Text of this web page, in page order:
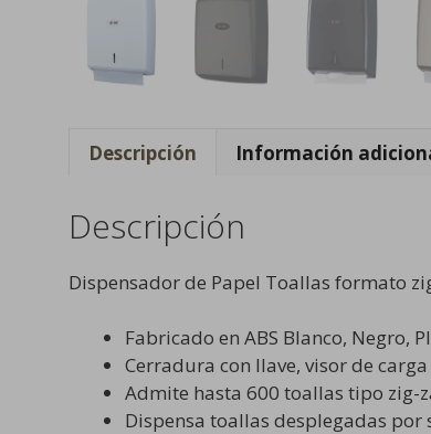
Descripción Información
Descripción
Dispensador de Papel Toallas formato
Fabricado en ABS Blanco, Negro,
Cerradura con llave, visor de
Admite hasta 600 toallas tipo zig-
Dispensa toallas desplegadas